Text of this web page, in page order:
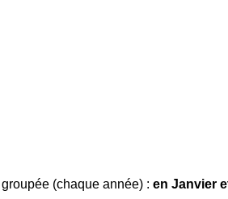
(chaque année) : en Janvier